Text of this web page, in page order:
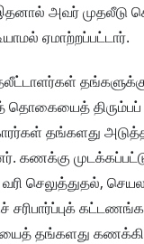
அவர் முதலீடு
ஏமாற்றப்பட்டார்.
தொகையைத் திரும்பப்
தங்களது
கணக்கு முடக்கப்பட்டு
வரி செலுத்துதல்,
தங்களது கணக்கில்